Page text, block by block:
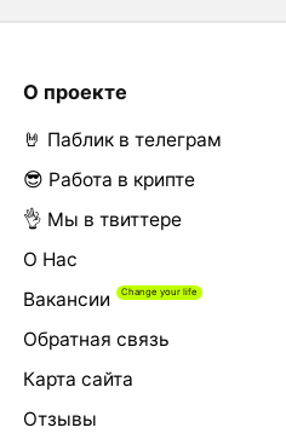
О проекте
🤘 Паблик в телеграм
😎 Работа в крипте
👌 Мы в твиттере
О Нас
Вакансии
Обратная связь
Карта сайта
Отзывы